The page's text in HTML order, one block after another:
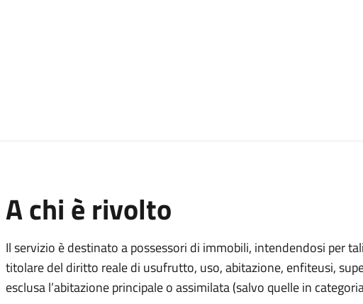
A chi è rivolto
Il servizio è destinato apossessori di immobili, intendendosi per
titolare del diritto reale di usufrutto, uso, abitazione, enfiteusi,
esclusa l’abitazione principale o assimilata (salvo quelle in